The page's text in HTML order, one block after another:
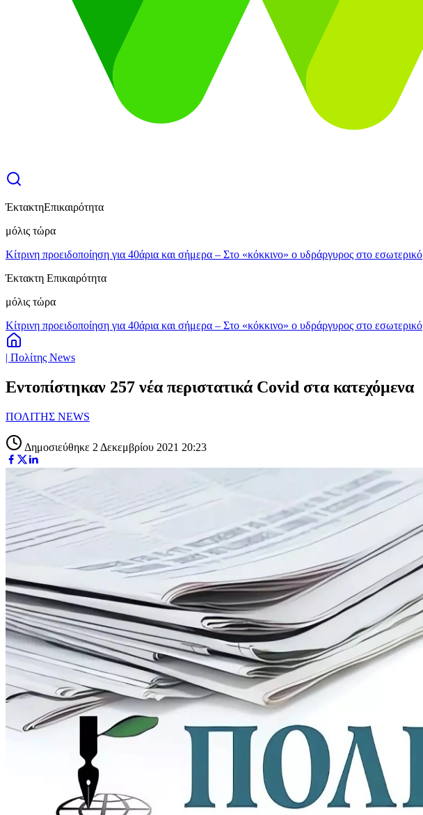
ΈκτακτηΕπικαιρότητα
μόλις τώρα
Κίτρινη προειδοποίηση για 40άρια και σήμερα – Στο «κόκκινο» ο υδράργυρος στο εσωτερικό
Έκτακτη Επικαιρότητα
μόλις τώρα
Κίτρινη προειδοποίηση για 40άρια και σήμερα – Στο «κόκκινο» ο υδράργυρος στο εσωτερικό
| Πολίτης News
Εντοπίστηκαν 257 νέα περιστατικά Covid στα κατεχόμενα
ΠΟΛΙΤΗΣ NEWS
Δημοσιεύθηκε 2 Δεκεμβρίου 2021 20:23